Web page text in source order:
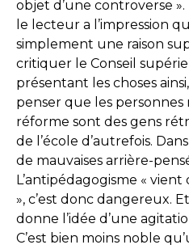
objet d’une controverse ».
le lecteur a l’impression
simplement une raison
critiquer le Conseil
présentant les choses
penser que les
réforme sont des gens
de l’école d’autrefois.
de mauvaises arrière-
L’antipédagogisme «
», c’est donc dangereux.
donne l’idée d’une
C’est bien moins noble